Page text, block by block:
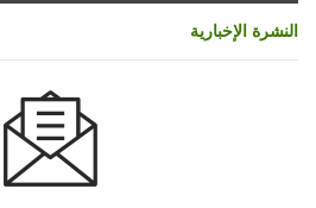
النشرة الإخبارية